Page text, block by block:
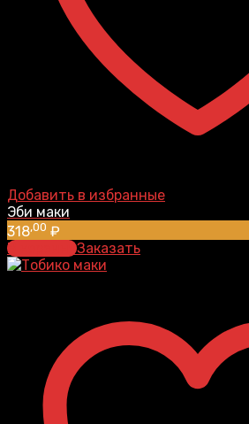
Добавить в избранные
Эби маки
318,00 ₽
В корзинуЗаказать